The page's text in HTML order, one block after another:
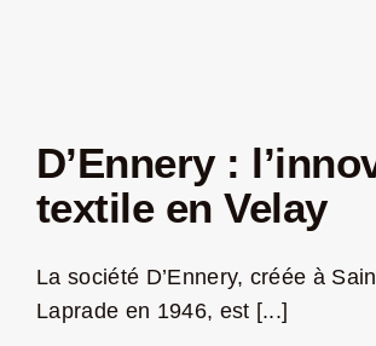
D’Ennery :
textile en Velay
La société D’Ennery, créée à
Laprade en 1946, est [...]